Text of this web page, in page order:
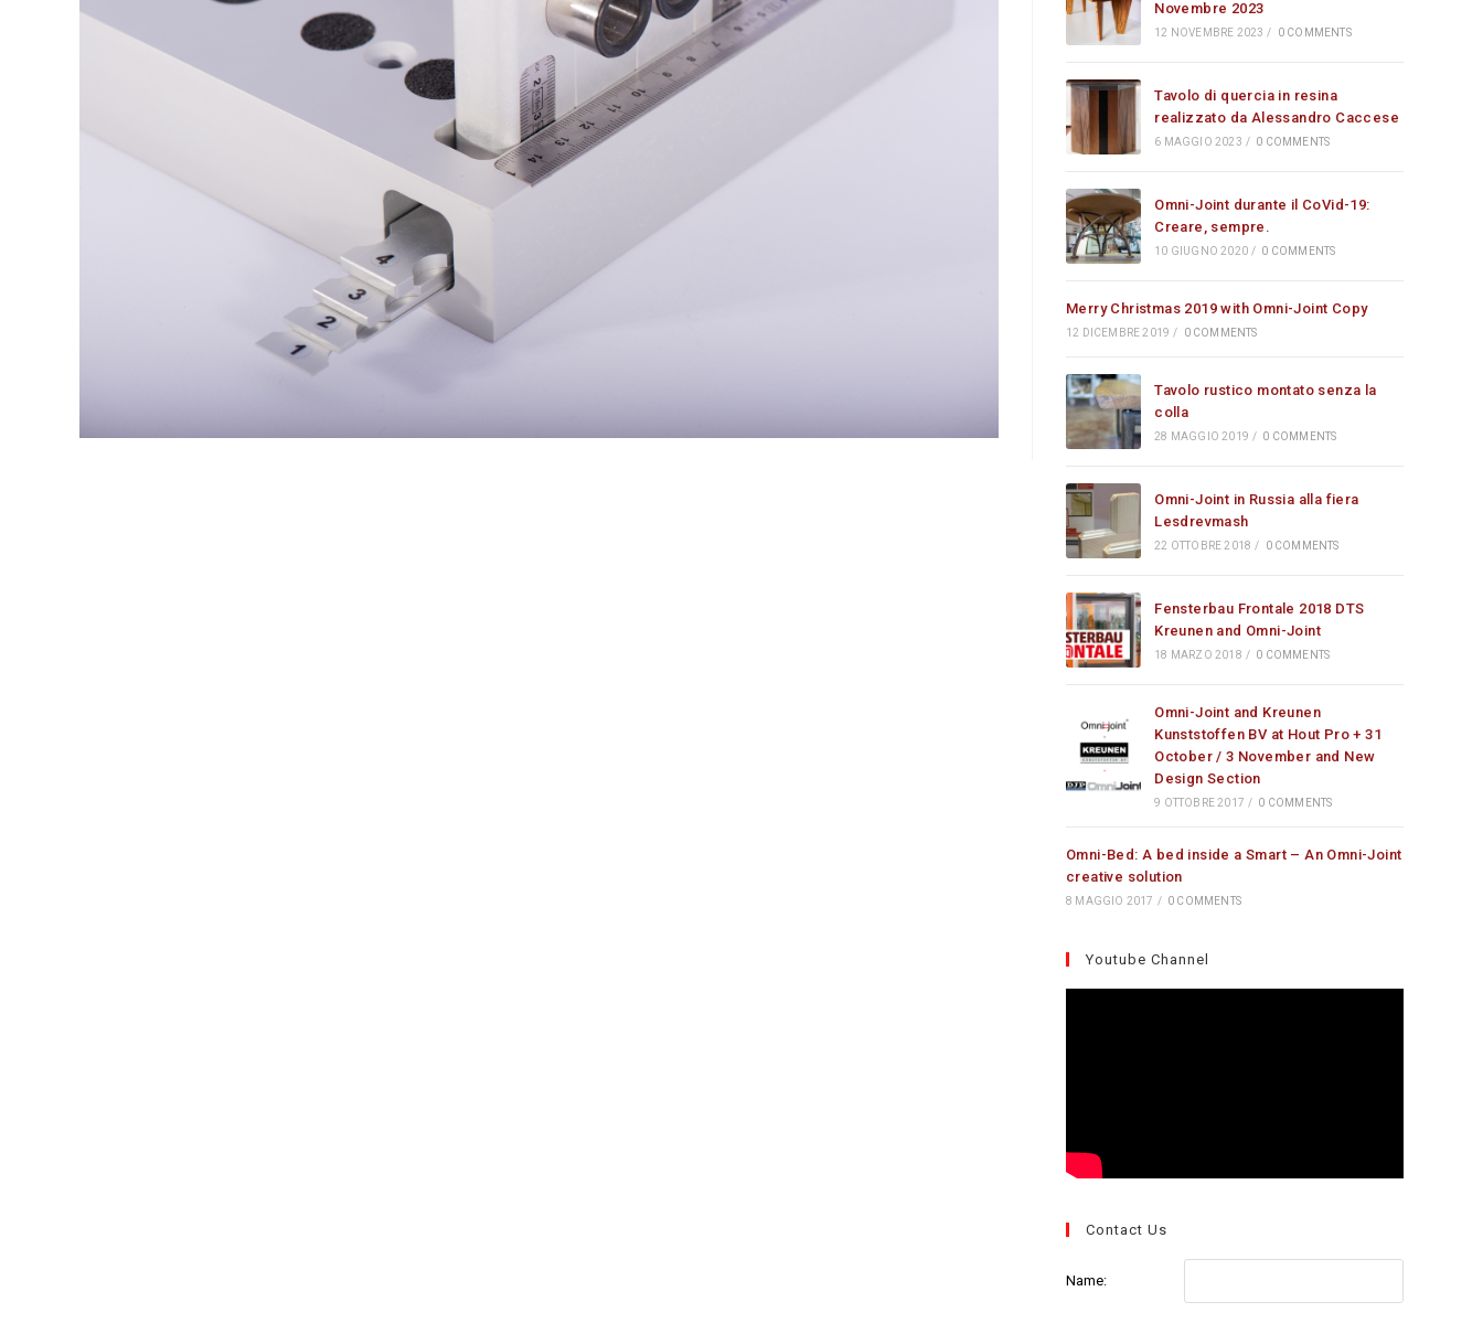
Novembre 2023
12 NOVEMBRE 2023 / 0 COMMENTS
Tavolo di quercia in resina
realizzato da Alessandro Caccese
6 MAGGIO 2023 / 0 COMMENTS
Omni-Joint durante il CoVid-19:
Creare, sempre.
10 GIUGNO 2020 / 0 COMMENTS
Merry Christmas 2019 with Omni-Joint Copy
12 DICEMBRE 2019 / 0 COMMENTS
Tavolo rustico montato senza la
colla
28 MAGGIO 2019 / 0 COMMENTS
Omni-Joint in Russia alla fiera
Lesdrevmash
22 OTTOBRE 2018 / 0 COMMENTS
Fensterbau Frontale 2018 DTS
Kreunen and Omni-Joint
18 MARZO 2018 / 0 COMMENTS
Omni-Joint and Kreunen
Kunststoffen BV at Hout Pro + 31
October / 3 November and New
Design Section
9 OTTOBRE 2017 / 0 COMMENTS
Omni-Bed: A bed inside a Smart – An Omni-Joint
creative solution
8 MAGGIO 2017 / 0 COMMENTS
Youtube Channel
Contact Us
Name: